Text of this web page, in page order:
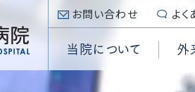
お問い合わせ よく
当院について 外